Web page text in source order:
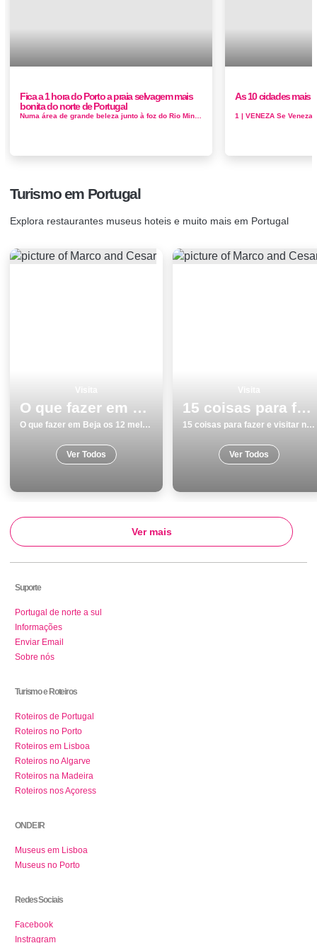
Fica a 1 hora do Porto a praia selvagem mais
bonita do norte de Portugal
As 10 cidades mais
Turismo em Portugal
Explora restaurantes museus hoteis e muito mais em Portugal
O que fazer em Beja os 12 melhores locais para visitar
O que fazer em Beja os 12 melhores locais para visitar
Ver Todos
15 coisas para fazer e visitar no verÃ£o em Vila do Bispo
15 coisas para fazer e visitar no verÃ£o em Vila do Bispo
Ver Todos
Ver mais
Suporte
Portugal de norte a sul
Informações
Enviar Email
Sobre nós
Turismo e Roteiros
Roteiros de Portugal
Roteiros no Porto
Roteiros em Lisboa
Roteiros no Algarve
Roteiros na Madeira
Roteiros nos Açoress
ONDE IR
Museus em Lisboa
Museus no Porto
Redes Sociais
Facebook
Instragram